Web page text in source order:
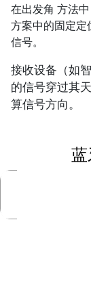
在出发角 方法
方案中的固定
信号。
接收设备（如
的信号穿过其
算信号方向。